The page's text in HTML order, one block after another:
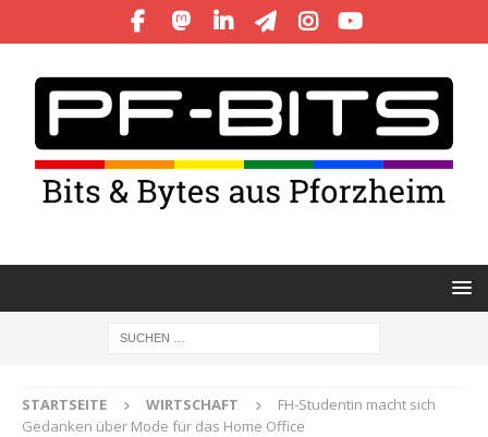
STARTSEITE WIRTSCHAFT
FH-Studentin macht sich
Gedanken über Mode für das Home Office